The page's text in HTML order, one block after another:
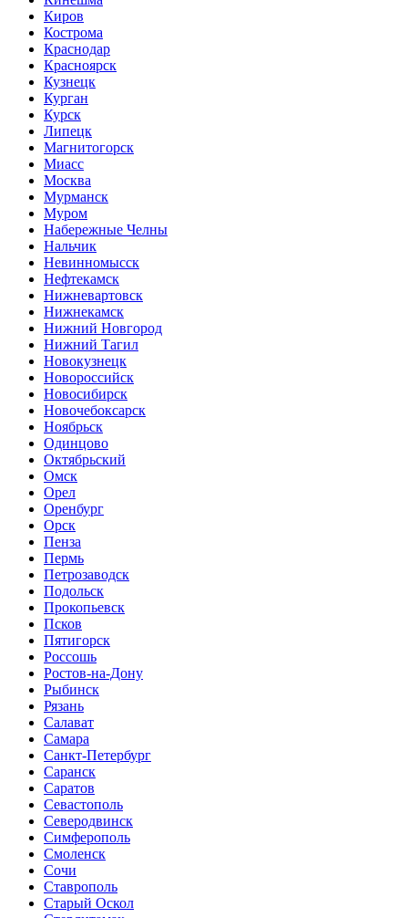
Киров
Кострома
Краснодар
Красноярск
Кузнецк
Курган
Курск
Липецк
Магнитогорск
Миасс
Москва
Мурманск
Муром
Набережные Челны
Нальчик
Невинномысск
Нефтекамск
Нижневартовск
Нижнекамск
Нижний Новгород
Нижний Тагил
Новокузнецк
Новороссийск
Новосибирск
Новочебоксарск
Ноябрьск
Одинцово
Октябрьский
Омск
Орел
Оренбург
Орск
Пенза
Пермь
Петрозаводск
Подольск
Прокопьевск
Псков
Пятигорск
Россошь
Ростов-на-Дону
Рыбинск
Рязань
Салават
Самара
Санкт-Петербург
Саранск
Саратов
Севастополь
Северодвинск
Симферополь
Смоленск
Сочи
Ставрополь
Старый Оскол